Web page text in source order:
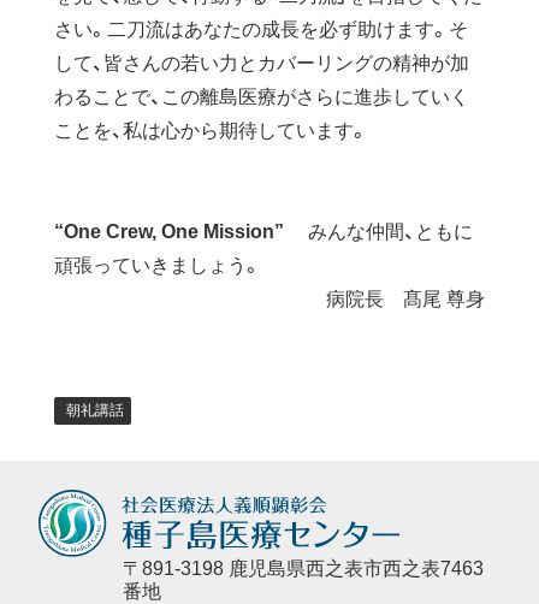
さい。二刀流はあなたの成長を必ず助けます。そ
して、皆さんの若い力とカバーリングの精神が加
わることで、この離島医療がさらに進歩していく
ことを、私は心から期待しています。
“One Crew, One Mission”
みんな仲間、ともに
頑張っていきましょう。
病院長 髙尾 尊身
朝礼講話
〒891-3198 鹿児島県西之表市西之表7463
番地